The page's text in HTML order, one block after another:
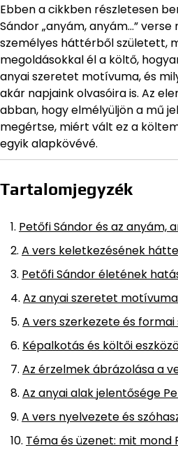
Ebben a cikkben részletesen
Sándor „anyám, anyám…”
személyes háttérből született,
megoldásokkal él a költő,
anyai szeretet motívuma, és
akár napjaink olvasóira is. Az
abban, hogy elmélyüljön a mű
megértse, miért vált ez a
egyik alapkövévé.
Tartalomjegyzék
Petőfi Sándor és az anyám,
A vers keletkezésének
Petőfi Sándor életének
Az anyai szeretet
A vers szerkezete és formai
Képalkotás és költői
Az érzelmek ábrázolása a
Az anyai alak jelentősége
A vers nyelvezete és
Téma és üzenet: mit mond